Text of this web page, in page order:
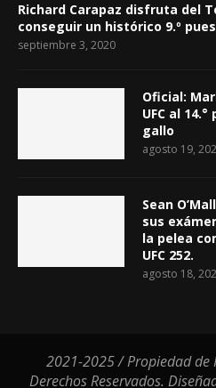
Richard Carapaz disfruta del
conseguir un histórico 9.º
septiembre 3, 2020
Oficial:
UFC al
gallo
agosto 19,
Sean
sus
la pelea
UFC 252.
agosto 18,
2021-2025 / Propiedad de
Derechos Reservados.